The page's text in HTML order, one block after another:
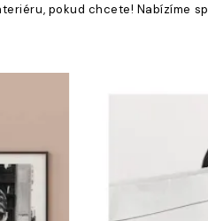
pokud chcete! Nabízíme